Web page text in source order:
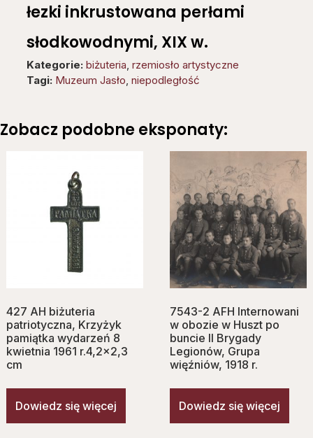
łezki inkrustowana perłami
słodkowodnymi, XIX w.
Kategorie: biżuteria, rzemiosło artystyczne
Tagi: Muzeum Jasło, niepodległość
Zobacz podobne eksponaty:
427 AH biżuteria
patriotyczna, Krzyżyk
pamiątka wydarzeń 8
kwietnia 1961 r.4,2×2,3
cm
Dowiedz się więcej
7543-2 AFH Internowani
w obozie w Huszt po
buncie II Brygady
Legionów, Grupa
więźniów, 1918 r.
Dowiedz się więcej